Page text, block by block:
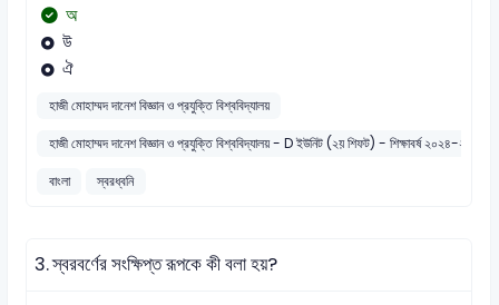
অ
উ
ঐ
হাজী মোহাম্মদ দানেশ বিজ্ঞান ও প্রযুক্তি বিশ্ববিদ্যালয়
হাজী মোহাম্মদ দানেশ বিজ্ঞান ও প্রযুক্তি বিশ্ববিদ্যালয় - D ইউনিট (২য় শিফট) - শিক্ষাবর্ষ ২০২৪-
বাংলা
স্বরধ্বনি
3.স্বরবর্ণের সংক্ষিপ্ত রূপকে কী বলা হয়?